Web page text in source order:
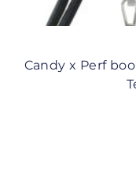
Candy x Perf